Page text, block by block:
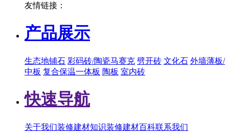
友情链接：
产品展示
生态地铺石 彩码砖/陶瓷马赛克 劈开砖 文化石 外墙薄板/
中板 复合保温一体板 陶板 室内砖
快速导航
关于我们装修建材知识装修建材百科联系我们